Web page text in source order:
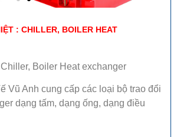
: CHILLER, BOILER HEAT
Boiler Heat exchanger
Vũ Anh cung cấp các loại bộ trao đổi
dạng tấm, dạng ống, dạng điều